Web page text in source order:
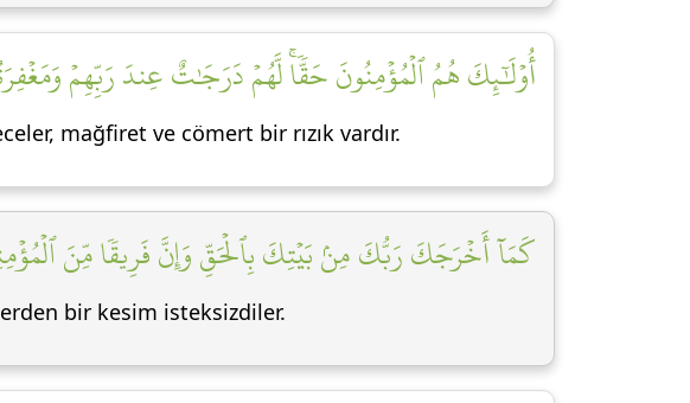
أُوْلَٰٓئِكَ هُمُ ٱلۡمُؤۡمِنُونَ حَقّٗاۚ لَّهُمۡ دَرَجَٰتٌ عِندَ رَبِّهِمۡ
mağfiret ve cömert bir rızık vardır.
كَمَآ أَخۡرَجَكَ رَبُّكَ مِنۢ بَيۡتِكَ بِٱلۡحَقِّ وَإِنَّ فَرِيقٗا مِّنَ
bir kesim isteksizdiler.